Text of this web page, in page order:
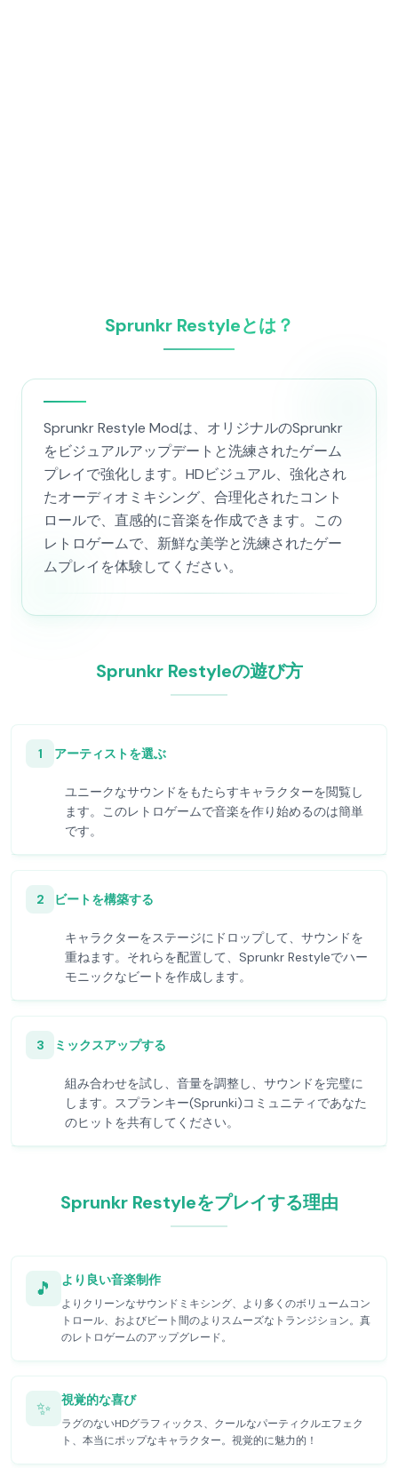
Sprunkr Restyleとは？
Sprunkr Restyle Modは、オリジナルのSprunkr
をビジュアルアップデートと洗練されたゲーム
プレイで強化します。HDビジュアル、強化され
たオーディオミキシング、合理化されたコント
ロールで、直感的に音楽を作成できます。この
レトロゲームで、新鮮な美学と洗練されたゲー
ムプレイを体験してください。
Sprunkr Restyleの遊び方
1 アーティストを選ぶ
ユニークなサウンドをもたらすキャラクターを閲覧し
ます。このレトロゲームで音楽を作り始めるのは簡単
です。
2 ビートを構築する
キャラクターをステージにドロップして、サウンドを
重ねます。それらを配置して、Sprunkr Restyleでハー
モニックなビートを作成します。
3 ミックスアップする
組み合わせを試し、音量を調整し、サウンドを完璧に
します。スプランキー(Sprunki)コミュニティであなた
のヒットを共有してください。
Sprunkr Restyleをプレイする理由
🎵 より良い音楽制作
よりクリーンなサウンドミキシング、より多くのボリュームコン
トロール、およびビート間のよりスムーズなトランジション。真
のレトロゲームのアップグレード。
✨ 視覚的な喜び
ラグのないHDグラフィックス、クールなパーティクルエフェク
ト、本当にポップなキャラクター。視覚的に魅力的！